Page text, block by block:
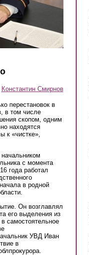
Константин Смирнов
перестановок в
в том числе
скопом, одним
находятся
к «чистке»,
с момента
года работал
в родной
Он возглавлял
его выделения из
самостоятельное
УВД Иван
в